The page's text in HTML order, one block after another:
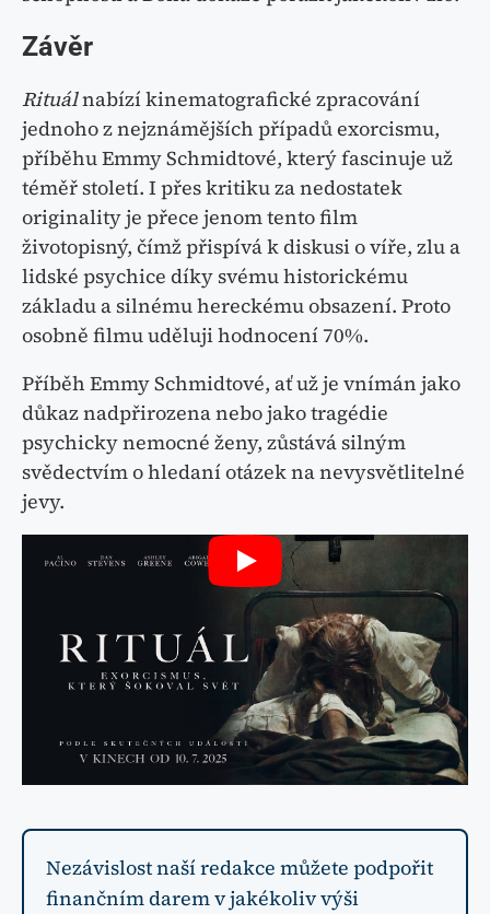
Závěr
Rituálnabízí kinematografické zpracování
jednoho z nejznámějších případů exorcismu,
příběhu Emmy Schmidtové, který fascinuje už
téměř století. I přes kritiku za nedostatek
originality je přece jenom tento film
životopisný, čímž přispívá k diskusi o víře, zlu a
lidské psychice díky svému historickému
základu a silnému hereckému obsazení. Proto
osobně filmu uděluji hodnocení 70%.
Příběh Emmy Schmidtové, ať už je vnímán jako
důkaz nadpřirozena nebo jako tragédie
psychicky nemocné ženy, zůstává silným
svědectvím o hledaní otázek na nevysvětlitelné
jevy.
Nezávislost naší redakce můžete podpořit
finančním darem v jakékoliv výši